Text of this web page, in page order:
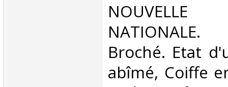
Broché. Etat
abîmé, Coiffe